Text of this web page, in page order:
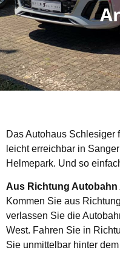
Das Autohaus Schlesiger
leicht erreichbar in
Helmepark. Und so
Aus Richtung Autobahn
Kommen Sie aus
verlassen Sie die
West. Fahren Sie in
Sie unmittelbar hinter